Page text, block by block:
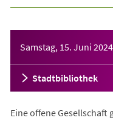
Samstag, 15. Juni 2024
Stadtbibliothek
Eine offene Gesellschaft